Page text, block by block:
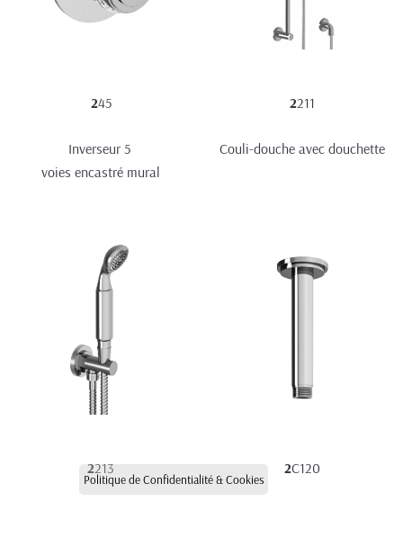
245
Inverseur 5
voies encastré mural
2211
Couli-douche avec douchette
2213 2C120
Politique de Confidentialité & Cookies